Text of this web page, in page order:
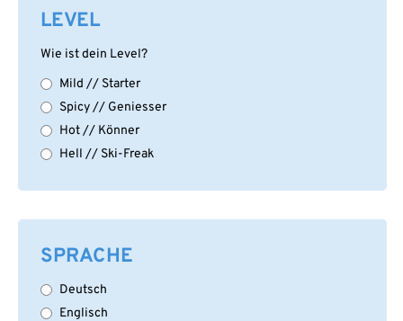
LEVEL
Wie ist dein Level?
Mild // Starter
Spicy // Geniesser
Hot // Könner
Hell // Ski-Freak
SPRACHE
Deutsch
Englisch